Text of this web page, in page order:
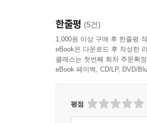
한줄평 (5건)
1,000원 이상 구매 후 한줄평
eBook은 다운로드 후 작성한
클래스는 첫번째 회차 주문확
eBook 페이백, CD/LP, DVD/
평점